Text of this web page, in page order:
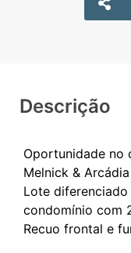
Descrição
Oportunidade no
Melnick &
Lote
condomínio com
Recuo frontal e